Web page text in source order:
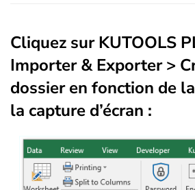
Cliquez surKUTOOLS
Importer & Exporter>
dossier en fonction de
la capture d’écran :